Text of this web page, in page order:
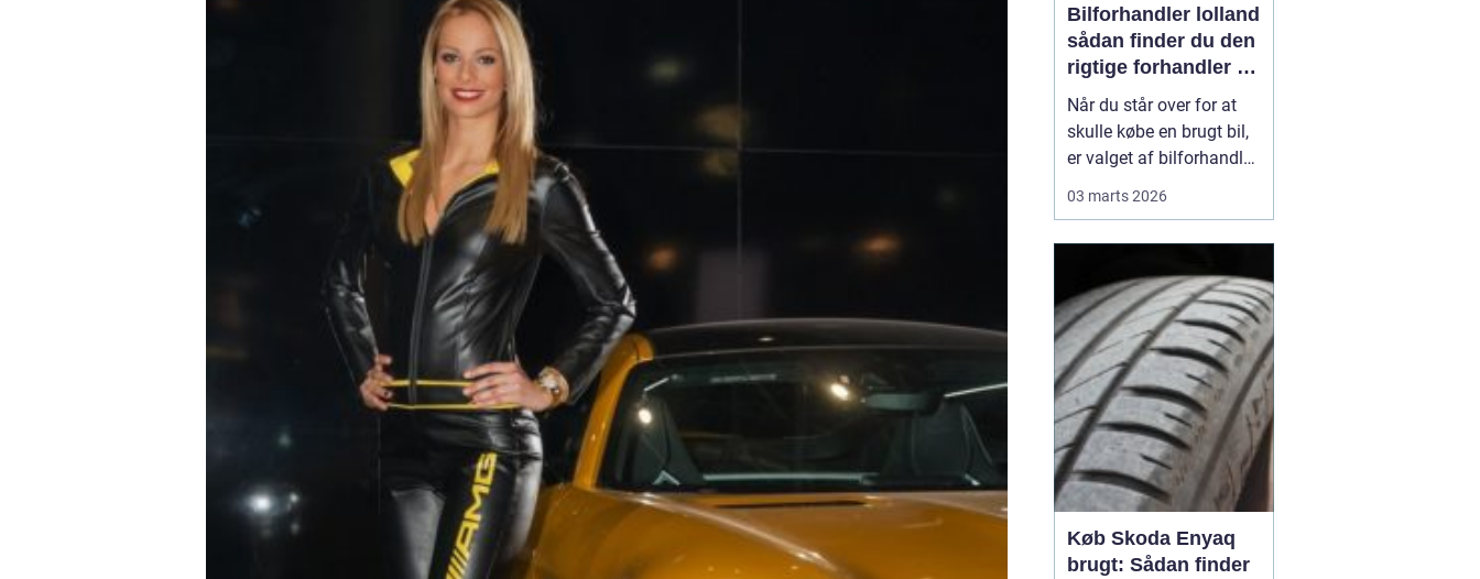
Bilforhandler lolland
sådan finder du den
rigtige forhandler til
din næste bil
Når du står over for at
skulle købe en brugt bil,
er valget af bilforhandler
passer til dine behov og
dit budget, og sørger for,
at du føler dig tryg før,...
03 marts 2026
Køb Skoda Enyaq
brugt: Sådan finder